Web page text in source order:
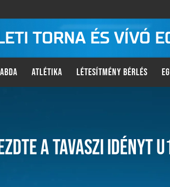
TORNA ÉS VÍVÓ
ATLÉTIKA LÉTESÍTMÉNY BÉRLÉS
A TAVASZI IDÉNYT